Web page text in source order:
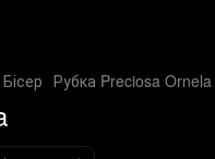
Бісер Рубка Preciosa Ornela